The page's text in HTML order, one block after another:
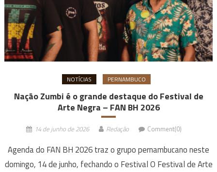
NOTÍCIAS PERNAMBUCO
Nação Zumbi é o grande destaque do Festival de
Arte Negra – FAN BH 2026
14 de junho de 2026 Redação Comment(0)
Agenda do FAN BH 2026 traz o grupo pernambucano neste
domingo, 14 de junho, fechando o Festival O Festival de Arte